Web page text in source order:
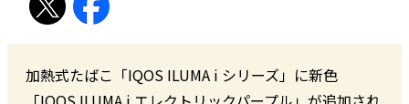
加熱式たばこ「IQOS ILUMA i シリーズ」に新色